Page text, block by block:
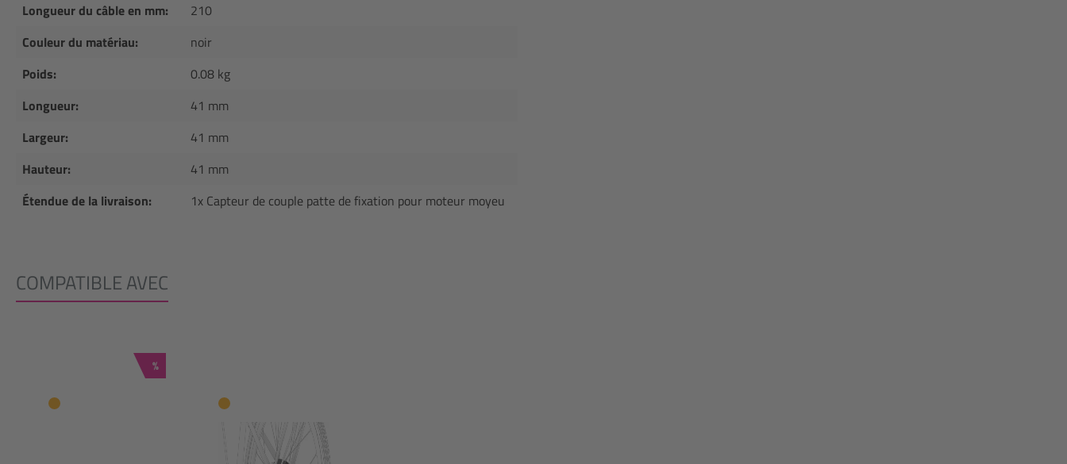
Longueur du câble en mm:
210
Couleur du matériau:
noir
Poids:
0.08 kg
Longueur:
41 mm
Largeur:
41 mm
Hauteur:
41 mm
Étendue de la livraison:
1x Capteur de couple patte de fixation pour moteur moyeu
COMPATIBLE AVEC
Réduction
%